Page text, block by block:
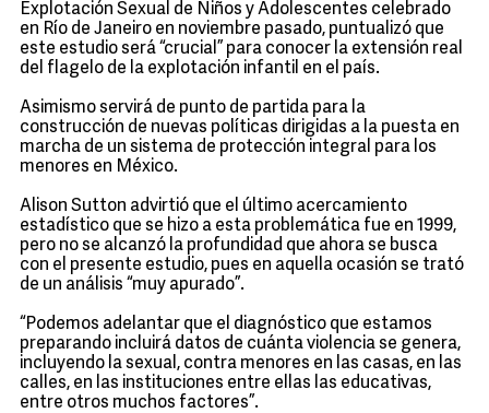
Explotación Sexual de Niños y Adolescentes celebrado
en Río de Janeiro en noviembre pasado, puntualizó que
este estudio será “crucial” para conocer la extensión real
del flagelo de la explotación infantil en el país.
Asimismo servirá de punto de partida para la
construcción de nuevas políticas dirigidas a la puesta en
marcha de un sistema de protección integral para los
menores en México.
Alison Sutton advirtió que el último acercamiento
estadístico que se hizo a esta problemática fue en 1999,
pero no se alcanzó la profundidad que ahora se busca
con el presente estudio, pues en aquella ocasión se trató
de un análisis “muy apurado”.
“Podemos adelantar que el diagnóstico que estamos
preparando incluirá datos de cuánta violencia se genera,
incluyendo la sexual, contra menores en las casas, en las
calles, en las instituciones entre ellas las educativas,
entre otros muchos factores”.